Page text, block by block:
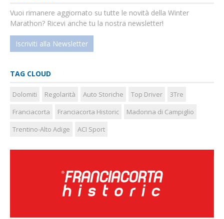
Vuoi rimanere aggiornato su tutte le novità della Winter
Marathon? Ricevi anche tu la nostra newsletter!
Iscriviti alla Newsletter
TAG CLOUD
Dolomiti Regolarità Auto Storiche Top Driver
3Tre
Franciacorta
Franciacorta Historic
Madonna di Campiglio
Trentino-Alto Adige
ACI Sport